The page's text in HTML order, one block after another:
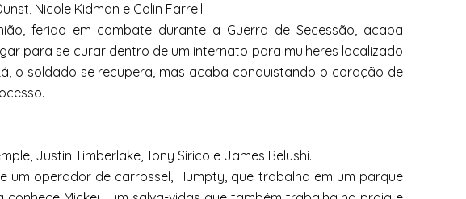
Nicole Kidman e Colin Farrell.
ferido em combate durante a Guerra de Secessão, acaba
para se curar dentro de um internato para mulheres localizado
o soldado se recupera, mas acaba conquistando o coração de
Justin Timberlake, Tony Sirico e James Belushi.
um operador de carrossel, Humpty, que trabalha em um parque